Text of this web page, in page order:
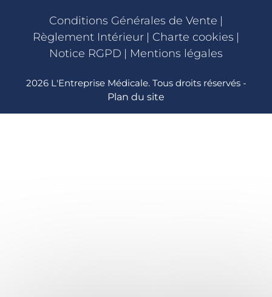
Conditions Générales de Vente |
Règlement Intérieur | Charte cookies |
Notice RGPD | Mentions légales
2026 L'Entreprise Médicale. Tous droits réservés -
Plan du site